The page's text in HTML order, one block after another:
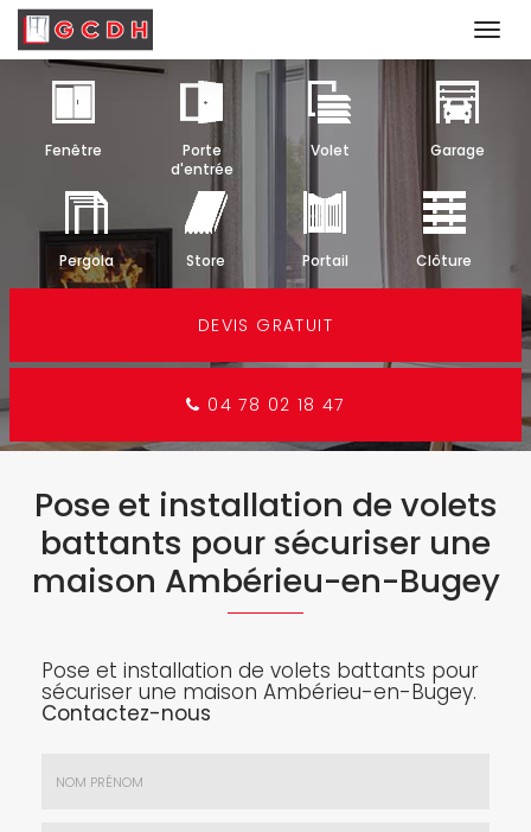
contenu
Fenêtre
Porte
d'entrée
Volet Garage
Pergola Store Portail Clôture
DEVIS GRATUIT
04 78 02 18 47
Pose et installation de volets
battants pour sécuriser une
maison Ambérieu-en-Bugey
Pose et installation de volets battants pour
sécuriser une maison Ambérieu-en-Bugey.
Contactez-nous